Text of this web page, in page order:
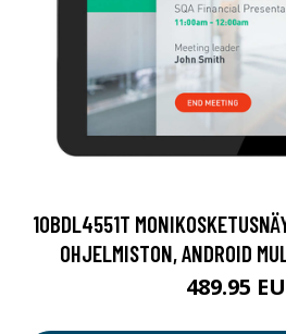
10BDL4551T
OHJELMISTON, ANDROID
489.95